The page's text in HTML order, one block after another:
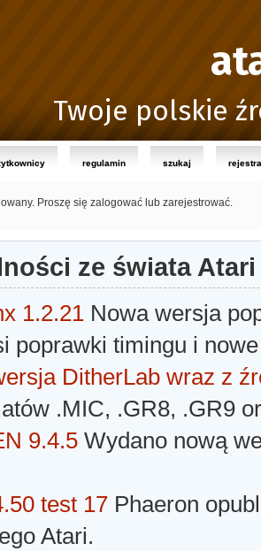
Twoje polskie
regulamin szukaj
Proszę się zalogować lub zarejestrować.
ze świata Atari
1.2.21 Nowa wersja
poprawki timingu i
DitherLab wraz z
.MIC, .GR8, .GR9
9.4.5 Wydano nową
test 17 Phaeron
Atari.